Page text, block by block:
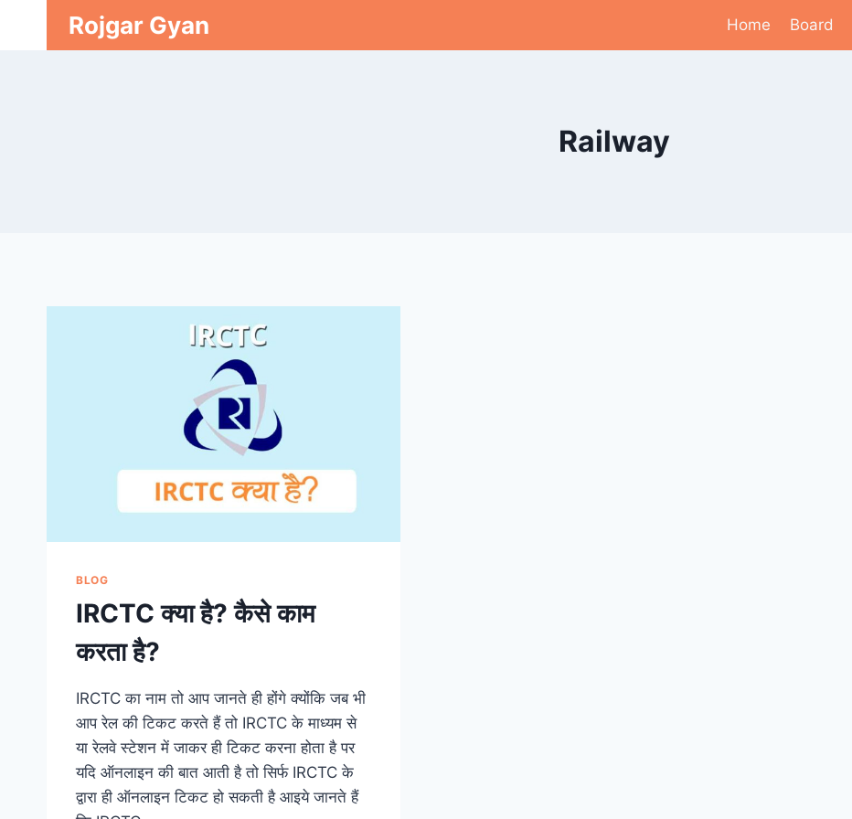
Rojgar Gyan Home Board
Railway
BLOG
IRCTC क्या है? कैसे काम
करता है?
IRCTC का नाम तो आप जानते ही होंगे क्योंकि जब भी
आप रेल की टिकट करते हैं तो IRCTC के माध्यम से
या रेलवे स्टेशन में जाकर ही टिकट करना होता है पर
यदि ऑनलाइन की बात आती है तो सिर्फ IRCTC के
द्वारा ही ऑनलाइन टिकट हो सकती है आइये जानते हैं